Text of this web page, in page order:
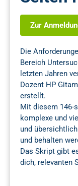
Zur
Die
Bereich
letzten Jahren
Dozent HP
erstellt.
Mit diesem 146-
komplexe und
und
und behalten
Das Skript gibt
dich, relevanten